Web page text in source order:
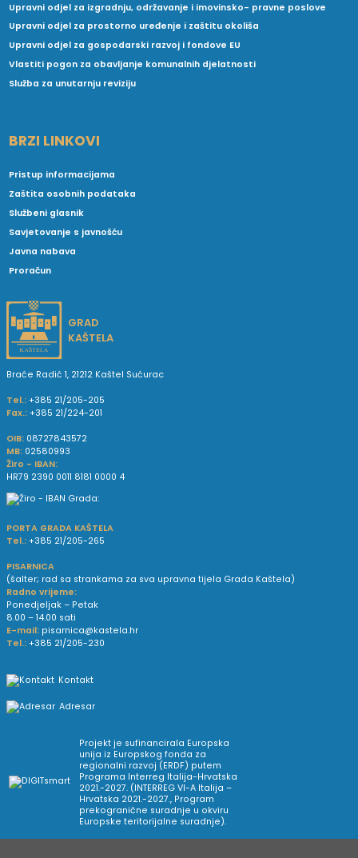
Upravni odjel za izgradnju, održavanje i imovinsko- pravne poslove
Upravni odjel za prostorno uređenje i zaštitu okoliša
Upravni odjel za gospodarski razvoj i fondove EU
Vlastiti pogon za obavljanje komunalnih djelatnosti
Služba za unutarnju reviziju
BRZI LINKOVI
Pristup informacijama
Zaštita osobnih podataka
Službeni glasnik
Savjetovanje s javnošću
Javna nabava
Proračun
GRAD
KAŠTELA
Braće Radić 1, 21212 Kaštel Sućurac
Tel.: +385 21/205-205
Fax.: +385 21/224-201
OIB: 08727843572
MB: 02580993
Žiro - IBAN:
HR79 2390 0011 8181 0000 4
PORTA GRADA KAŠTELA
Tel.: +385 21/205-265
PISARNICA
(šalter; rad sa strankama za sva upravna tijela Grada Kaštela)
Radno vrijeme:
Ponedjeljak – Petak
8.00 – 14.00 sati
E-mail: pisarnica@kastela.hr
Tel.: +385 21/205-230
Kontakt
Adresar
Projekt je sufinancirala Europska
unija iz Europskog fonda za
regionalni razvoj (ERDF) putem
Programa Interreg Italija-Hrvatska
2021.-2027. (INTERREG VI-A Italija –
Hrvatska 2021.-2027., Program
prekogranične suradnje u okviru
Europske teritorijalne suradnje).